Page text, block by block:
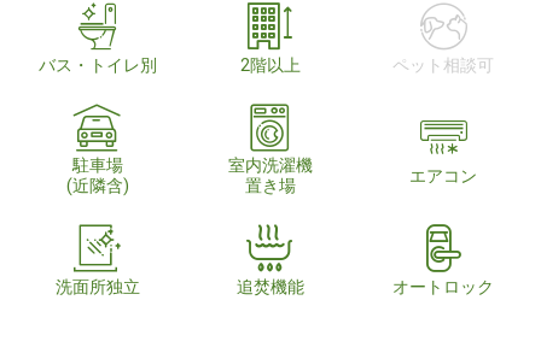
バス・トイレ別 2階以上 ペット相談可
駐車場
(近隣含)
室内洗濯機
置き場
エアコン
洗面所独立 追焚機能 オートロック